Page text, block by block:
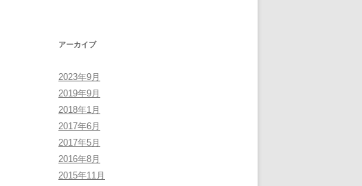
アーカイブ
2023年9月
2019年9月
2018年1月
2017年6月
2017年5月
2016年8月
2015年11月